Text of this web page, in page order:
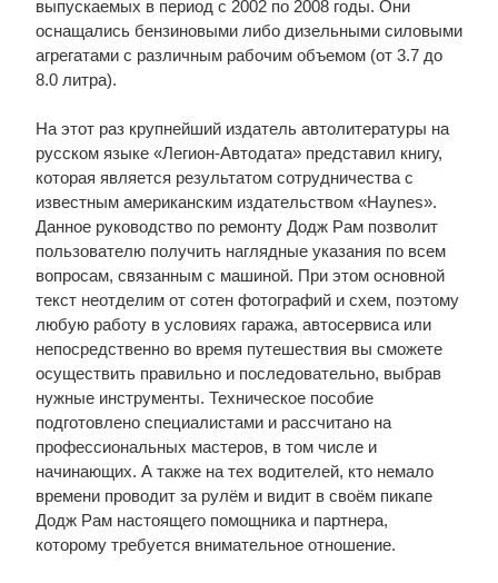
выпускаемых в период с 2002 по 2008 годы. Они
оснащались бензиновыми либо дизельными силовыми
агрегатами с различным рабочим объемом (от 3.7 до
8.0 литра).
На этот раз крупнейший издатель автолитературы на
русском языке «Легион-Автодата» представил книгу,
которая является результатом сотрудничества с
известным американским издательством «Haynes».
Данное руководство по ремонту Додж Рам позволит
пользователю получить наглядные указания по всем
вопросам, связанным с машиной. При этом основной
текст неотделим от сотен фотографий и схем, поэтому
любую работу в условиях гаража, автосервиса или
непосредственно во время путешествия вы сможете
осуществить правильно и последовательно, выбрав
нужные инструменты. Техническое пособие
подготовлено специалистами и рассчитано на
профессиональных мастеров, в том числе и
начинающих. А также на тех водителей, кто немало
времени проводит за рулём и видит в своём пикапе
Додж Рам настоящего помощника и партнера,
которому требуется внимательное отношение.